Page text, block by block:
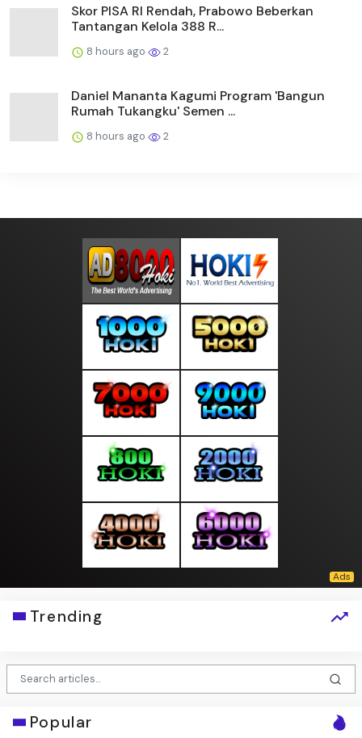
Skor PISA RI Rendah, Prabowo Beberkan
Tantangan Kelola 388 R...
8 hours ago 2
Daniel Mananta Kagumi Program 'Bangun
Rumah Tukangku' Semen ...
8 hours ago 2
Trending
Popular